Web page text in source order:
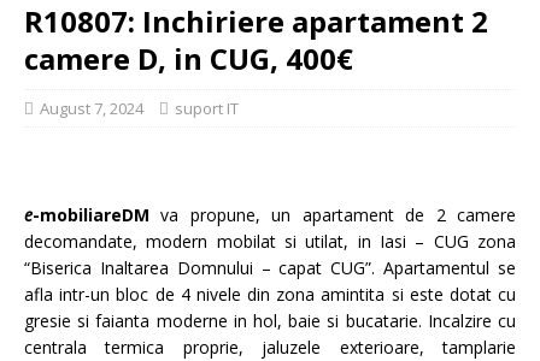
R10807: Inchiriere apartament 2
camere D, in CUG, 400€
August 7, 2024 suport IT
e-mobiliareDM va propune, un apartament de 2 camere
decomandate, modern mobilat si utilat, in Iasi – CUG zona
“Biserica Inaltarea Domnului – capat CUG”. Apartamentul se
afla intr-un bloc de 4 nivele din zona amintita si este dotat cu
gresie si faianta moderne in hol, baie si bucatarie. Incalzire cu
centrala termica proprie, jaluzele exterioare, tamplarie